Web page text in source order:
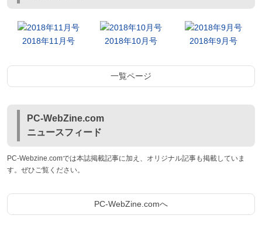
2018年11月号 2018年10月号 2018年9月号
一覧ページ
PC-WebZine.com
ニュースフィード
PC-Webzine.comでは本誌掲載記事に加え、オリジナル記事も掲載していま
す。ぜひご覧ください。
PC-WebZine.comへ